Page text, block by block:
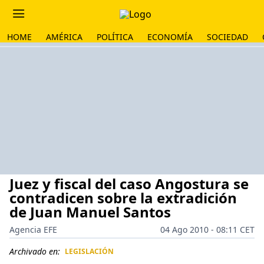
HOME AMÉRICA POLÍTICA ECONOMÍA SOCIEDAD
Juez y fiscal del caso Angostura se
contradicen sobre la extradición
de Juan Manuel Santos
Agencia EFE
04 Ago 2010 - 08:11 CET
Archivado en: LEGISLACIÓN